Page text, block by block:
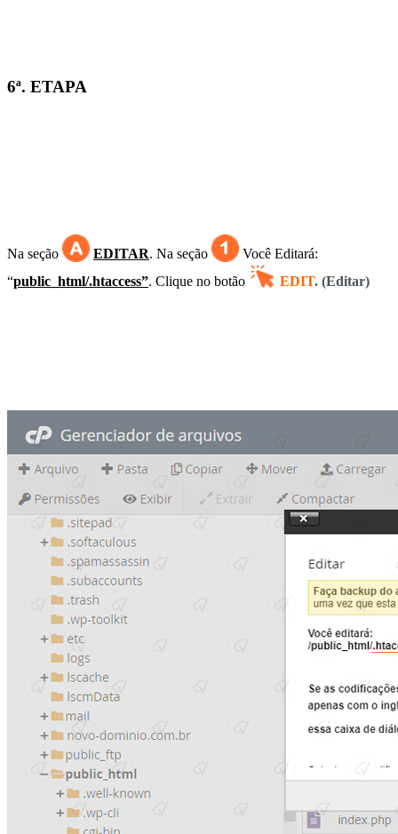
6ª. ETAPA
Na seção EDITAR. Na seção
Você Editará:
“public_html/.htaccess”. Clique no botão EDIT. (Editar)